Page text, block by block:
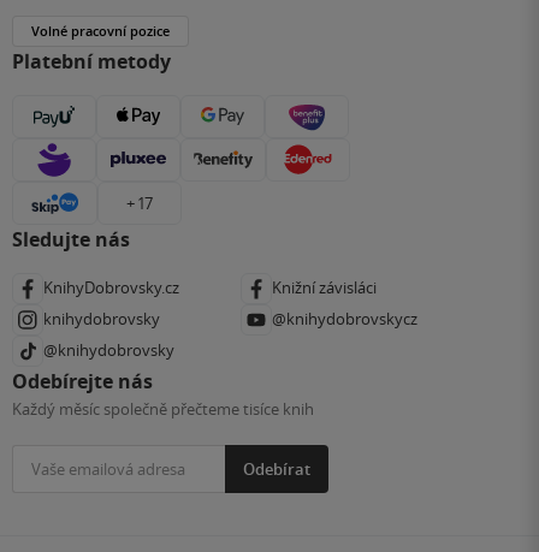
Volné pracovní pozice
Platební metody
+ 17
Sledujte nás
KnihyDobrovsky.cz
Knižní závisláci
knihydobrovsky
@knihydobrovskycz
@knihydobrovsky
Odebírejte nás
Každý měsíc společně přečteme tisíce knih
Odebírat